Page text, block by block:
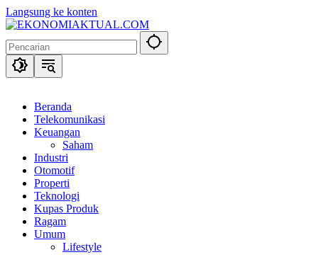
Langsung ke konten
Beranda
Telekomunikasi
Keuangan
Saham
Industri
Otomotif
Properti
Teknologi
Kupas Produk
Ragam
Umum
Lifestyle